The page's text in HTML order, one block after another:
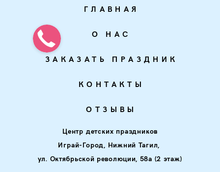
ГЛАВНАЯ
О НАС
ЗАКАЗАТЬ ПРАЗДНИК
КОНТАКТЫ
ОТЗЫВЫ
Центр детских праздников
Играй-Город, Нижний Тагил,
ул. Октябрьской революции, 58а (2 этаж)